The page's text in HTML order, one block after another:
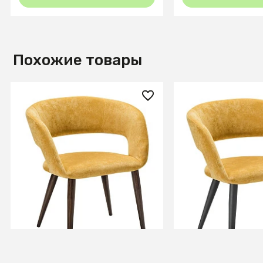
Похожие товары
14 360 ₽
Стул Hugs желтый/т.орех
+3
В КОРЗИНУ
14 360 ₽
Стул Hugs
+3
В